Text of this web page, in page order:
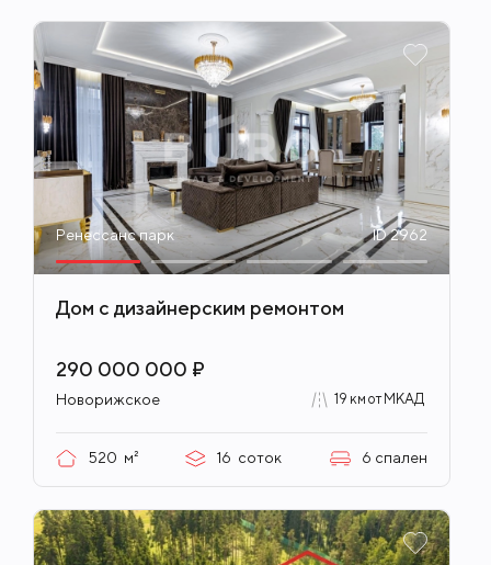
Ренессанс парк ID 2962
Дом с дизайнерским ремонтом
290 000 000 ₽
Новорижское 19 км от МКАД
520 м² 16 соток 6 спален